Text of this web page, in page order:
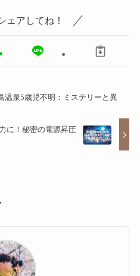
ェアしてね！
温泉5歳児不明：ミステリーと異
に！秘密の電源昇圧